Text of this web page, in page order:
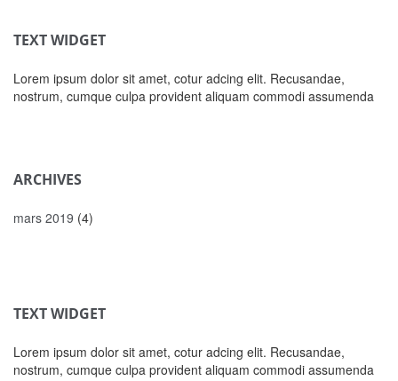
TEXT WIDGET
Lorem ipsum dolor sit amet, cotur adcing elit. Recusandae,
nostrum, cumque culpa provident aliquam commodi assumenda
ARCHIVES
mars 2019 (4)
TEXT WIDGET
Lorem ipsum dolor sit amet, cotur adcing elit. Recusandae,
nostrum, cumque culpa provident aliquam commodi assumenda